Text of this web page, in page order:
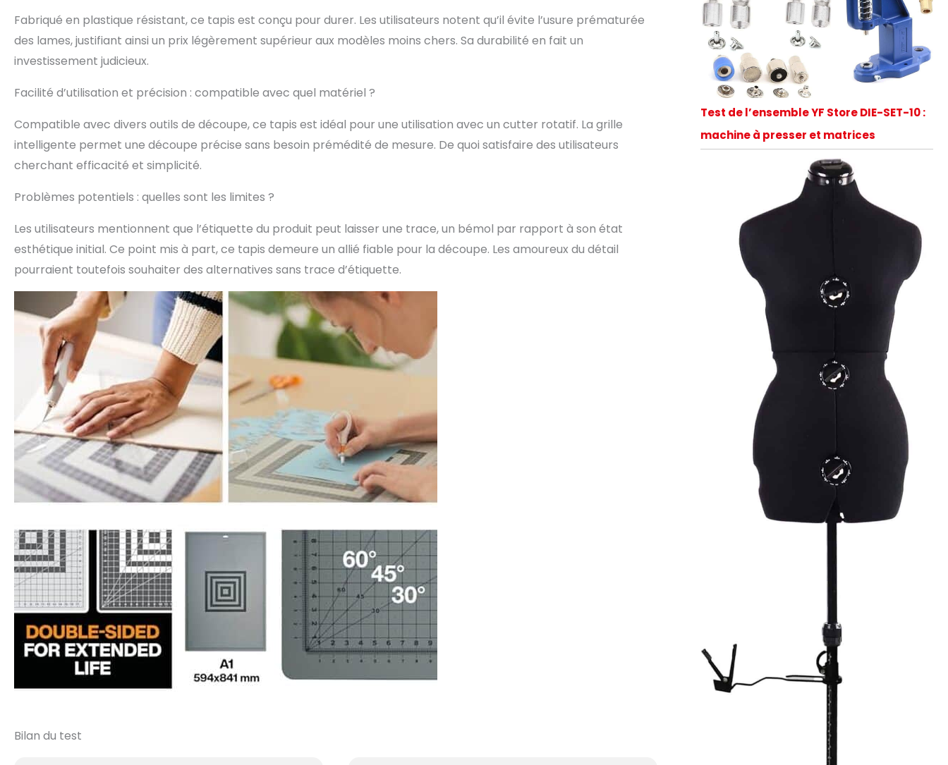
Fabriqué en plastique résistant, ce tapis est conçu pour durer. Les utilisateurs notent qu’il évite l’usure prématurée
des lames, justifiant ainsi un prix légèrement supérieur aux modèles moins chers. Sa durabilité en fait un
investissement judicieux.
Facilité d’utilisation et précision : compatible avec quel matériel ?
Compatible avec divers outils de découpe, ce tapis est idéal pour une utilisation avec un cutter rotatif. La grille
intelligente permet une découpe précise sans besoin prémédité de mesure. De quoi satisfaire des utilisateurs
cherchant efficacité et simplicité.
Problèmes potentiels : quelles sont les limites ?
Les utilisateurs mentionnent que l’étiquette du produit peut laisser une trace, un bémol par rapport à son état
esthétique initial. Ce point mis à part, ce tapis demeure un allié fiable pour la découpe. Les amoureux du détail
pourraient toutefois souhaiter des alternatives sans trace d’étiquette.
Bilan du test
Test de l’ensemble YF Store DIE-SET-10 :
machine à presser et matrices